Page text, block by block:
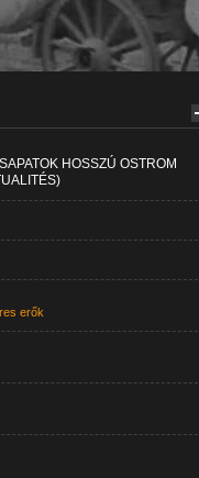
HOSSZÚ OSTROM
erők